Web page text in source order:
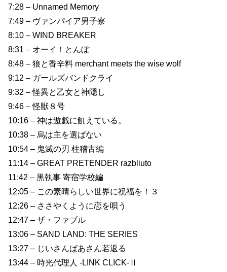
7:28 – Unnamed Memory
7:49 – ヴァンパイア男子寮
8:10 – WIND BREAKER
8:31 – オーイ！とんぼ
8:48 – 狼と香辛料 merchant meets the wise wolf
9:12 – ガールズバンドクライ
9:32 – 怪異と乙女と神隠し
9:46 – 怪獣８号
10:16 – 神は遊戯に飢えている。
10:38 – 烏は主を選ばない
10:54 – 鬼滅の刃 柱稽古編
11:14 – GREAT PRETENDER razbliuto
11:42 – 黒執事 寄宿学校編
12:05 – この素晴らしい世界に祝福を！３
12:26 – ささやくように恋を唄う
12:47 – ザ・ファブル
13:06 – SAND LAND: THE SERIES
13:27 – じいさんばあさん若返る
13:44 – 時光代理人 -LINK CLICK-Ⅱ